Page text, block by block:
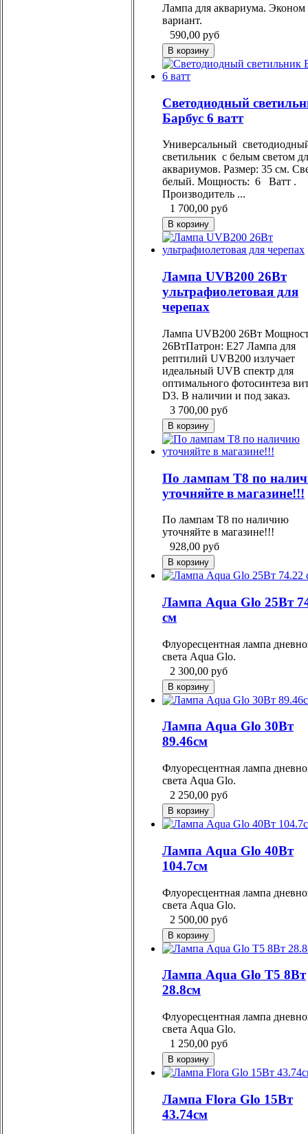
Лампа для аквариума. Эконом
вариант.
590,00 руб
Светодиодный
Барбус 6 ватт
Универсальный
светильник с белым светом
аквариумов. Размер: 35 см.
белый. Мощность: 6 Ватт .
Производитель ...
1 700,00 руб
Лампа UVB200 26Вт
ультрафиолетовая для
черепах
Лампа UVB200 26Вт
26ВтПатрон: Е27 Лампа для
рептилий UVB200 излучает
идеальный UVB спектр для
оптимального фотосинтеза
D3. В наличии и под заказ.
3 700,00 руб
По лампам Т8 по
уточняйте в магазине!!!
По лампам Т8 по наличию
уточняйте в магазине!!!
928,00 руб
Лампа Aqua Glo 25Вт
см
Флуоресцентная лампа
света Aqua Glo.
2 300,00 руб
Лампа Aqua Glo 30Вт
89.46см
Флуоресцентная лампа
света Aqua Glo.
2 250,00 руб
Лампа Aqua Glo 40Вт
104.7см
Флуоресцентная лампа
света Aqua Glo.
2 500,00 руб
Лампа Aqua Glo Т5 8Вт
28.8см
Флуоресцентная лампа
света Aqua Glo.
1 250,00 руб
Лампа Flora Glo 15Вт
43.74см